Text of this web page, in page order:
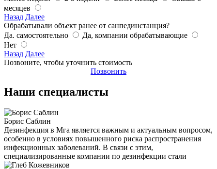
месяцев
Назад Далее
Обрабатывали объект ранее от санпединстанция?
Да. самостоятельно
Да, компании обрабатывающие
Нет
Назад Далее
Позвоните, чтобы уточнить стоимость
Позвонить
Наши специалисты
Борис Саблин
Дезинфекция в Мга является важным и актуальным вопросом,
особенно в условиях повышенного риска распространения
инфекционных заболеваний. В связи с этим,
специализированные компании по дезинфекции стали